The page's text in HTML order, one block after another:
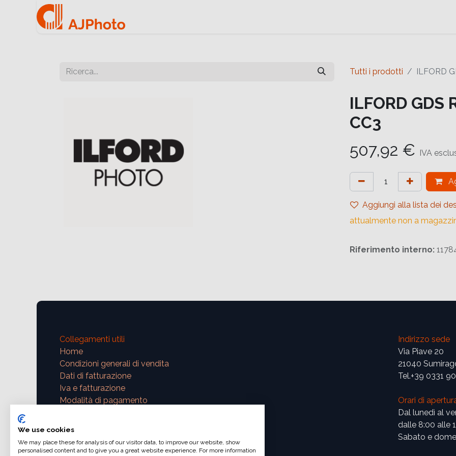
Tutti i prodotti ILFORD
ILFORD GDS
CC3
507,92 € IVA
Aggiungi alla lista dei
attualmente non a
Riferimento interno:
Collegamenti utili
Home
Condizioni generali di vendita
Dati di fatturazione
Iva e fatturazione
Modalità di pagamento
support@ajphoto.eu
Indirizzo sede
Via Piave 20
21040
Tel.+39 0331
Orari di
Dal lunedì al
dalle 8:00 alle
Sabato e
We use cookies
We may place these for analysis of our visitor data, to improve our website, show
personalised content and to give you a great website experience. For more information